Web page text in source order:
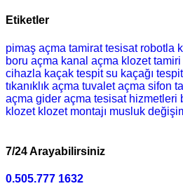
Etiketler
pimaş açma tamirat tesisat robotla
boru açma kanal açma klozet tamiri
cihazla kaçak tespit su kaçağı
tıkanıklık açma tuvalet açma sifon
açma gider açma tesisat hizmetleri
klozet klozet montajı musluk
7/24 Arayabilirsiniz
0.505.777 1632